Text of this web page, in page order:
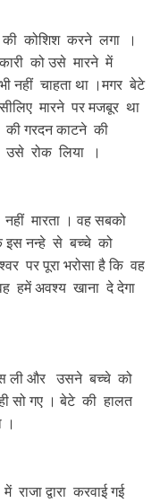
की कोशिश करने लगा ।
को उसे मारने में
नहीं चाहता था ।मगर बेटे
मारने पर मजबूर था
गरदन काटने की
रोक लिया ।
मारता । वह सबको
इस नन्हे से बच्चे को
पर पूरा भरोसा है कि वह
हमें अवश्य खाना दे देगा
ली और उसने बच्चे को
सो गए । बेटे की हालत
।
द्वारा करवाई गई